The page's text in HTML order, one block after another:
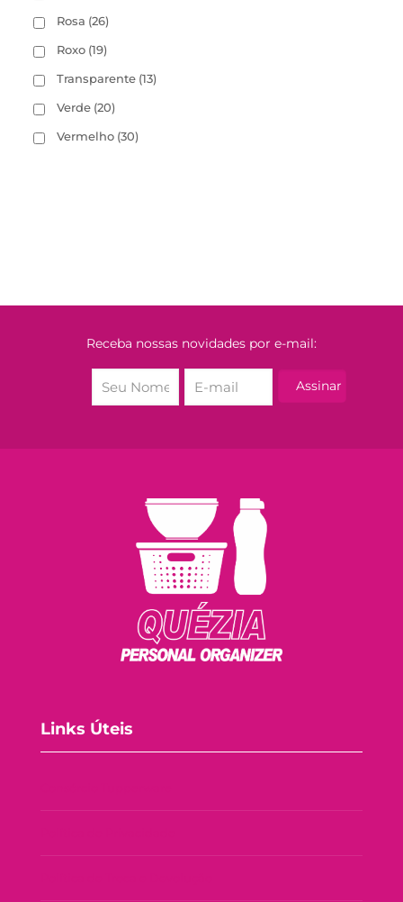
Rosa (26)
Roxo (19)
Transparente (13)
Verde (20)
Vermelho (30)
Receba nossas novidades por e-mail:
Links Úteis